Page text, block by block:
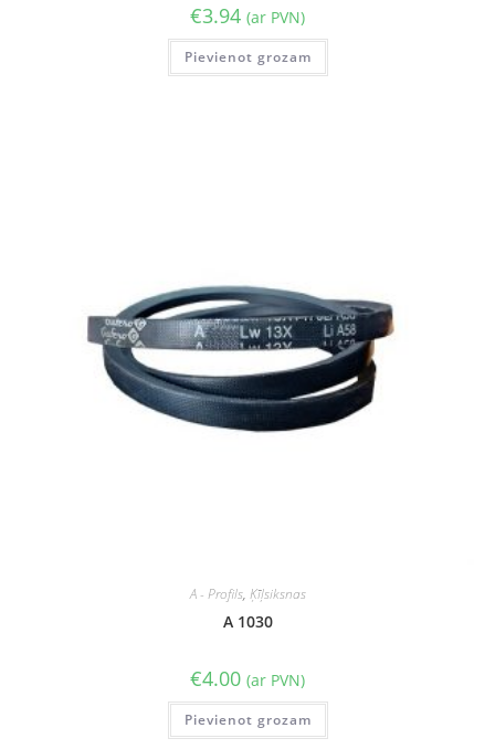
€3.94 (ar PVN)
Pievienot grozam
A - Profils, Ķīļsiksnas
A 1030
€4.00 (ar PVN)
Pievienot grozam